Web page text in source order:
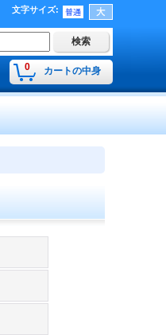
文字サイズ:
0 カートの中身